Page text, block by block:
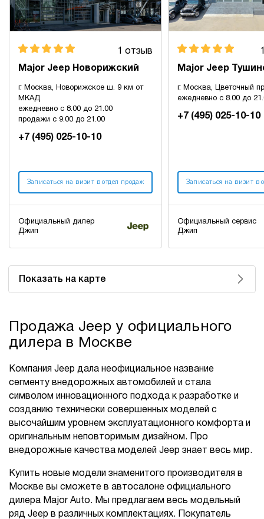
Показать на карте
1 отзыв
Major Jeep Новорижский
г. Москва, Новорижское ш. 9 км от
МКАД
ежедневно с 8.00 до 21.00
продажи с 9.00 до 21.00
+7 (495) 025-10-10
Записаться на визит в отдел продаж
Официальный дилер
Джип
Major Jeep
г. Москва, Цветочный
ежедневно с 8.00 до
+7 (495) 025-10-10
Записаться на визит в
Официальный сервис
Джип
Продажа Jeep у официального
дилера в Москве
Компания Jeep дала неофициальное название
сегменту внедорожных автомобилей и стала
символом инновационного подхода к разработке и
созданию технически совершенных моделей с
высочайшим уровнем эксплуатационного комфорта и
оригинальным неповторимым дизайном. Про
внедорожные качества моделей Jeep знает весь мир.
Купить новые модели знаменитого производителя в
Москве вы сможете в автосалоне официального
дилера Major Auto. Мы предлагаем весь модельный
ряд Jeep в различных комплектациях. Покупатель